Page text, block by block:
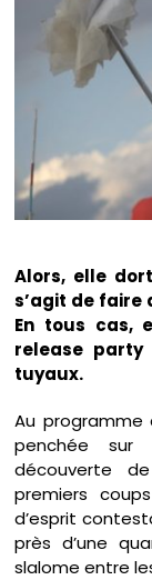
Alors, elle
s’agit de faire
En tous cas,
release
tuyaux.
Au programme
penchée sur
découverte
premiers
d’esprit
près d’une
slalome entre